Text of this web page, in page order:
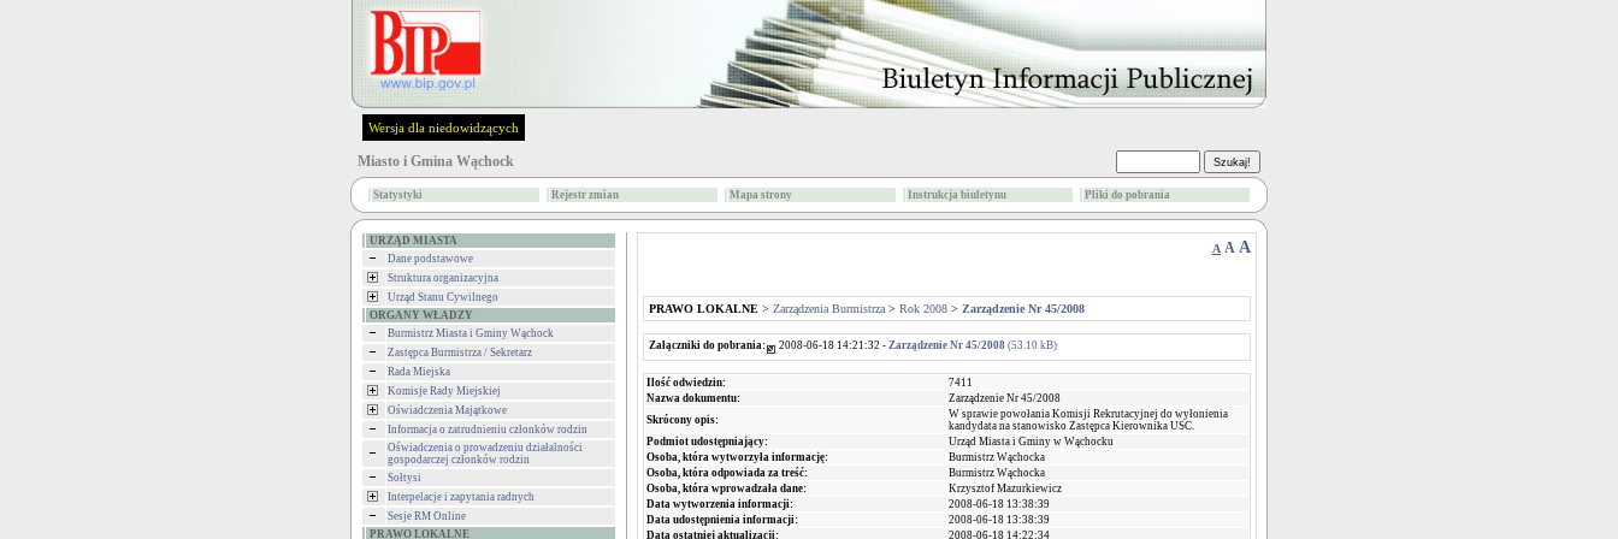
Wersja dla niedowidzących
Miasto i Gmina Wąchock
Statystyki Rejestr zmian Mapa strony Instrukcja biuletynu Pliki do pobrania
URZĄD MIASTA
Dane podstawowe
Struktura organizacyjna
Urząd Stanu Cywilnego
ORGANY WŁADZY
Burmistrz Miasta i Gminy Wąchock
Zastępca Burmistrza / Sekretarz
Rada Miejska
Komisje Rady Miejskiej
Oświadczenia Majątkowe
Informacja o zatrudnieniu członków rodzin
Oświadczenia o prowadzeniu działalności
gospodarczej członków rodzin
Sołtysi
Interpelacje i zapytania radnych
Sesje RM Online
PRAWO LOKALNE
A A A
PRAWO LOKALNE > Zarządzenia Burmistrza > Rok 2008 > Zarządzenie Nr 45/2008
Załączniki do pobrania: 2008-06-18 14:21:32 - Zarządzenie Nr 45/2008 (53.10 kB)
Ilość odwiedzin:
7411
Nazwa dokumentu:
Zarządzenie Nr 45/2008
Skrócony opis:
W sprawie powołania Komisji Rekrutacyjnej do wyłonienia
kandydata na stanowisko Zastępca Kierownika USC.
Podmiot udostępniający:
Urząd Miasta i Gminy w Wąchocku
Osoba, która wytworzyła informację:
Burmistrz Wąchocka
Osoba, która odpowiada za treść:
Burmistrz Wąchocka
Osoba, która wprowadzała dane:
Krzysztof Mazurkiewicz
Data wytworzenia informacji:
2008-06-18 13:38:39
Data udostępnienia informacji:
2008-06-18 13:38:39
Data ostatniej aktualizacji:
2008-06-18 14:22:34